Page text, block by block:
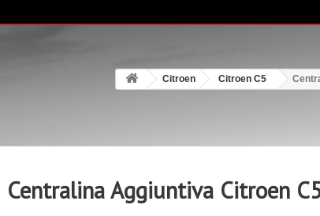
Citroen Citroen C5
Centralina Aggiuntiva Citroen